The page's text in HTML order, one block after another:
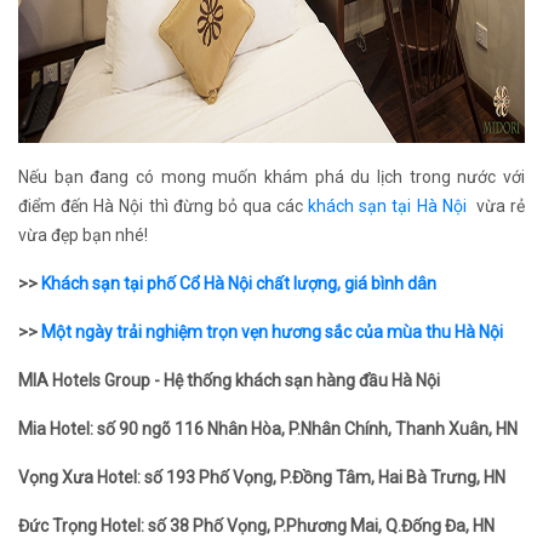
Nếu bạn đang có mong muốn khám phá du lịch trong nước với
điểm đến Hà Nội thì đừng bỏ qua các khách sạn tại Hà Nội vừa rẻ
vừa đẹp bạn nhé!
>> Khách sạn tại phố Cổ Hà Nội chất lượng, giá bình dân
>> Một ngày trải nghiệm trọn vẹn hương sắc của mùa thu Hà Nội
MIA Hotels Group - Hệ thống khách sạn hàng đầu Hà Nội
Mia Hotel: số 90 ngõ 116 Nhân Hòa, P.Nhân Chính, Thanh Xuân, HN
Vọng Xưa Hotel: số 193 Phố Vọng, P.Đồng Tâm, Hai Bà Trưng, HN
Đức Trọng Hotel: số 38 Phố Vọng, P.Phương Mai, Q.Đống Đa, HN